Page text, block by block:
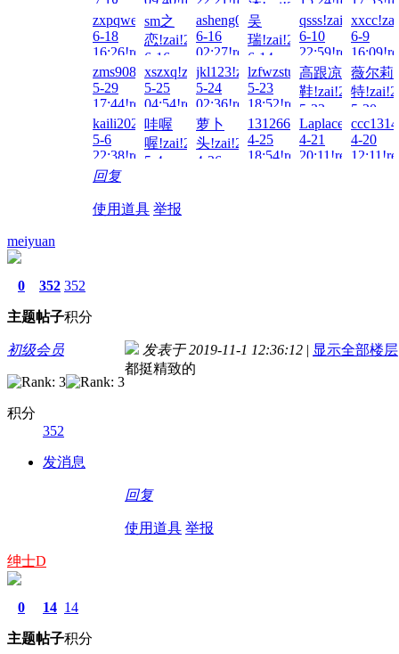
7-18
03:36!read!
渣!zai!2026-
7-10
17:38!read!
zxpqweasd!zai!2026-
6-18
16:26!read!
sm之
恋!zai!2026-
6-16
18:18!read!
asheng0226!zai!2026-
6-16
02:27!read!
吴
瑞!zai!2026-
6-14
15:33!read!
qsss!zai!2026-
6-10
22:59!read!
6-9
zms908769129!zai!2026-
5-29
17:44!read!
xszxq!zai!2026-
5-25
04:54!read!
jkl123!zai!2026-
5-24
02:36!read!
lzfwzstuvw!zai!2026-
5-23
18:52!read!
高跟凉
鞋!zai!2026-
5-23
18:26!read!
薇尔莉
特
5-20
kaili2024!zai!2026-
5-6
22:38!read!
哇喔
喔!zai!2026-
5-4
萝卜
头!zai!2026-
4-26
13126692505!zai!2026-
4-25
18:54!read!
4-21
20:11!read!
4-20
回复
使用道具 举报
meiyuan
0
主题
352
帖子
352
积分
初级会员
积分
352
发消息
发表于 2019-11-1 12:36:12 | 显示全部楼层
都挺精致的
回复
使用道具 举报
绅士D
0
主题
14
帖子
14
积分